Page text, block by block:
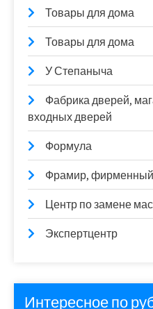
Товары для дома
Товары для дома
У Степаныча
Фабрика дверей,
входных дверей
Формула
Фрамир, фирменный
Центр по замене
Экспертцентр
Интересное по